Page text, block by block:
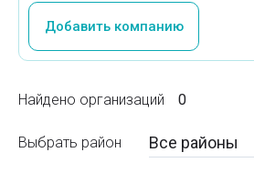
Добавить компанию
Найдено организаций 0
Выбрать район Все районы